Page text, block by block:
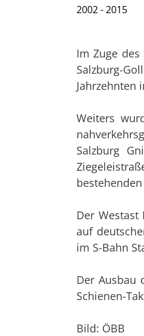
2002 - 2015
Im Zuge des
Salzburg-
Jahrzehnten
Weiters
Salzburg
Der Westast
auf
im S-Bahn
Der Ausbau
Schienen-
Bild: ÖBB